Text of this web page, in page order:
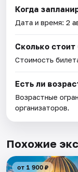
Когда
Дата и время:2
Сколько стоит
Стоимость
Есть ли
Возрастные
организаторов.
Похожие
от 1 900 ₽